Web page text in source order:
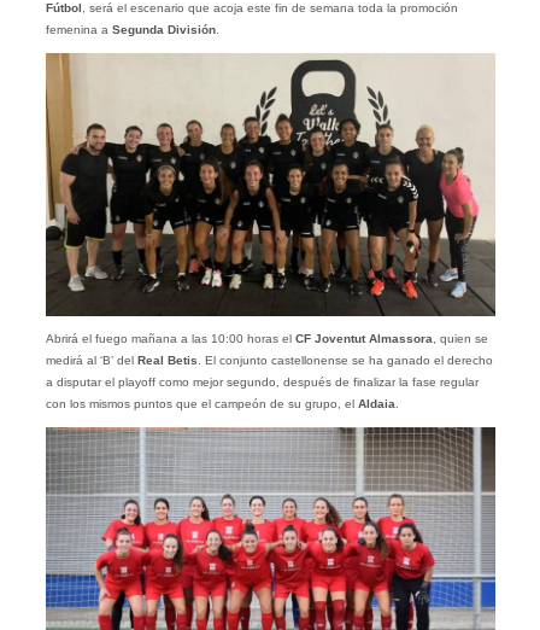
Fútbol, será el escenario que acoja este fin de semana toda la promoción
femenina a Segunda División.
Abrirá el fuego mañana a las 10:00 horas el CF Joventut Almassora , quien se
medirá al ‘B’ del Real Betis . El conjunto castellonense se ha ganado el derecho
a disputar el playoff como mejor segundo, después de finalizar la fase regular
con los mismos puntos que el campeón de su grupo, el Aldaia